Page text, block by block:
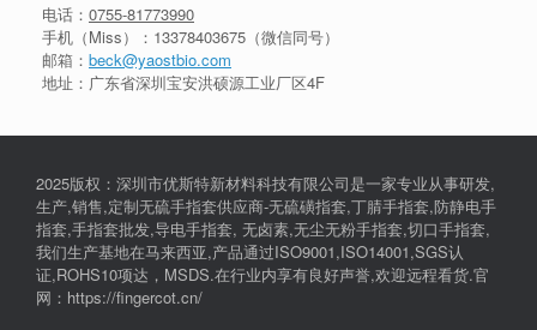
电话： 0755-81773990
手机（Miss）： 13378403675 （微信同号）
邮箱： beck@yaostbio.com
地址：广东省深圳宝安洪硕源工业厂区4F
2025版权：深圳市优斯特新材料科技有限公司是一家专业从事研发,
生产,销售,定制无硫手指套供应商-无硫磺指套,丁腈手指套,防静电手
指套,手指套批发,导电手指套, 无卤素,无尘无粉手指套,切口手指套,
我们生产基地在马来西亚,产品通过ISO9001,ISO14001,SGS认
证,ROHS10项达，MSDS.在行业内享有良好声誉,欢迎远程看货.官
网：https://fingercot.cn/